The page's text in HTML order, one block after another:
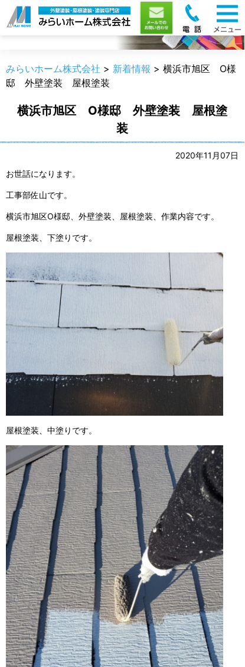
新着情報
みらいホーム株式会社 > 新着情報 > 横浜市旭区 O様
邸 外壁塗装 屋根塗装
横浜市旭区 O様邸 外壁塗装 屋根塗
装
2020年11月07日
お世話になります。
工事部佐山です。
横浜市旭区O様邸、外壁塗装、屋根塗装、作業内容です。
屋根塗装、下塗りです。
屋根塗装、中塗りです。